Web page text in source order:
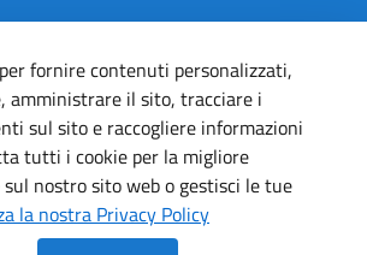
YoutubeLinkedin
fornire contenuti personalizzati,
amministrare il sito, tracciare i
sul sito e raccogliere informazioni
tutti i cookie per la migliore
sul nostro sito web o gestisci le tue
la nostra Privacy Policy